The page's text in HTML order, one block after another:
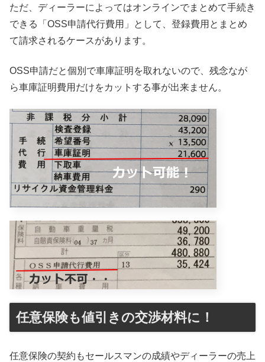
ただ、ディーラーによってはオンラインでまとめて手続き
できる「OSS申請代行費用」として、登録費用とまとめ
て請求されるケースがあります。
OSS申請だと個別で車庫証明を取れないので、残念なが
ら車庫証明費用だけをカットする事が出来ません。
任意保険も値引きの交渉材料に！
任意保険の契約もセールスマンの成績やディーラーの売上